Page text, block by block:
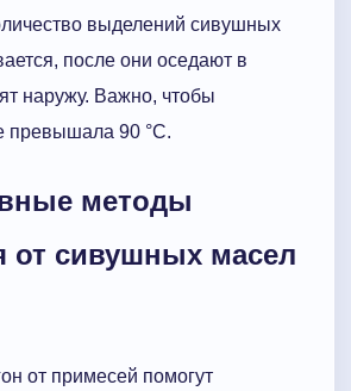
выделений сивушных
после они оседают в
наружу. Важно, чтобы
превышала 90 °C.
методы
от сивушных масел
от примесей помогут